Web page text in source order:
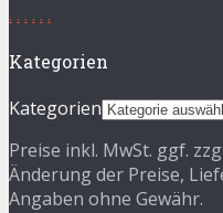
. . . . . .
Kategorien
Kategorien
Preise inkl. MwSt. ggf.
Änderung der Preise,
Angaben ohne Gewähr.